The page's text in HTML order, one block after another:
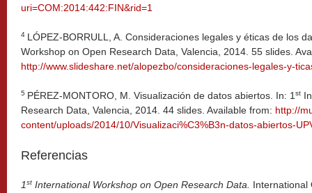
uri=COM:2014:442:FIN&rid=1
4 LÓPEZ-BORRULL, A. Consideraciones legales y éticas de los
Workshop on Open Research Data, Valencia, 2014. 55 slides.
http://www.slideshare.net/alopezbo/consideraciones-legales-y-
5 PÉREZ-MONTORO, M. Visualización de datos abiertos. In: 1 st
Research Data, Valencia, 2014. 44 slides. Available from: http://
content/uploads/2014/10/Visualizaci%C3%B3n-datos-abiertos-
Referencias
1st International Workshop on Open Research Data.
International